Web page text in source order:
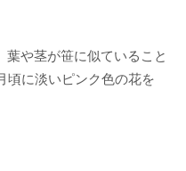
葉や茎が笹に似ていること
頃に淡いピンク色の花を